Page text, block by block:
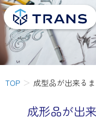
TOP 成型品が出来る
成形品が出